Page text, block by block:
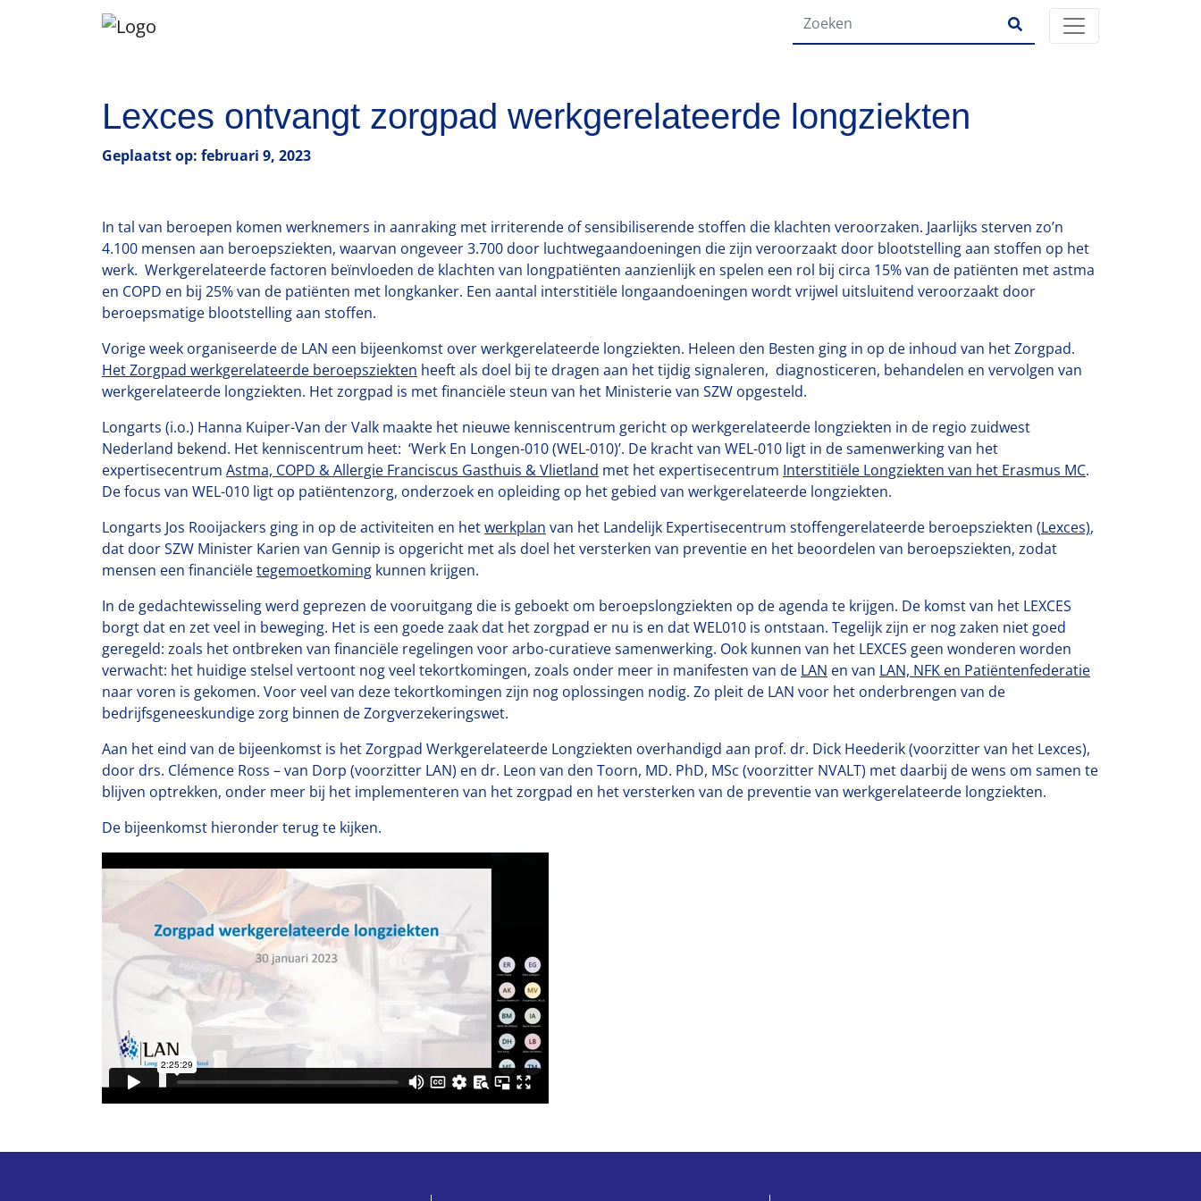
Lexces ontvangt zorgpad werkgerelateerde longziekten
Geplaatst op: februari 9, 2023
In tal van beroepen komen werknemers in aanraking met irriterende of sensibiliserende stoffen die klachten veroorzaken. Jaarlijks sterven zo’n
4.100 mensen aan beroepsziekten, waarvan ongeveer 3.700 door luchtwegaandoeningen die zijn veroorzaakt door blootstelling aan stoffen op het
werk. Werkgerelateerde factoren beïnvloeden de klachten van longpatiënten aanzienlijk en spelen een rol bij circa 15% van de patiënten met astma
en COPD en bij 25% van de patiënten met longkanker. Een aantal interstitiële longaandoeningen wordt vrijwel uitsluitend veroorzaakt door
beroepsmatige blootstelling aan stoffen.
Vorige week organiseerde de LAN een bijeenkomst over werkgerelateerde longziekten. Heleen den Besten ging in op de inhoud van het Zorgpad.
Het Zorgpad werkgerelateerde beroepsziekten heeft als doel bij te dragen aan het tijdig signaleren, diagnosticeren, behandelen en vervolgen van
werkgerelateerde longziekten. Het zorgpad is met financiële steun van het Ministerie van SZW opgesteld.
Longarts (i.o.) Hanna Kuiper-Van der Valk maakte het nieuwe kenniscentrum gericht op werkgerelateerde longziekten in de regio zuidwest
Nederland bekend. Het kenniscentrum heet: ‘Werk En Longen-010 (WEL-010)’. De kracht van WEL-010 ligt in de samenwerking van het
expertisecentrum Astma, COPD & Allergie Franciscus Gasthuis & Vlietland met het expertisecentrum Interstitiële Longziekten van het Erasmus MC.
De focus van WEL-010 ligt op patiëntenzorg, onderzoek en opleiding op het gebied van werkgerelateerde longziekten.
Longarts Jos Rooijackers ging in op de activiteiten en hetwerkplan van het Landelijk Expertisecentrum stoffengerelateerde beroepsziekten (Lexces),
dat door SZW Minister Karien van Gennip is opgericht met als doel het versterken van preventie en het beoordelen van beroepsziekten, zodat
mensen een financiëletegemoetkoming kunnen krijgen.
In de gedachtewisseling werd geprezen de vooruitgang die is geboekt om beroepslongziekten op de agenda te krijgen. De komst van het LEXCES
borgt dat en zet veel in beweging. Het is een goede zaak dat het zorgpad er nu is en dat WEL010 is ontstaan. Tegelijk zijn er nog zaken niet goed
geregeld: zoals het ontbreken van financiële regelingen voor arbo-curatieve samenwerking. Ook kunnen van het LEXCES geen wonderen worden
verwacht: het huidige stelsel vertoont nog veel tekortkomingen, zoals onder meer in manifesten van de LAN en van LAN, NFK en Patiëntenfederatie
naar voren is gekomen. Voor veel van deze tekortkomingen zijn nog oplossingen nodig. Zo pleit de LAN voor het onderbrengen van de
bedrijfsgeneeskundige zorg binnen de Zorgverzekeringswet.
Aan het eind van de bijeenkomst is het Zorgpad Werkgerelateerde Longziekten overhandigd aan prof. dr. Dick Heederik (voorzitter van het Lexces),
door drs. Clémence Ross – van Dorp (voorzitter LAN) en dr. Leon van den Toorn, MD. PhD, MSc (voorzitter NVALT) met daarbij de wens om samen te
blijven optrekken, onder meer bij het implementeren van het zorgpad en het versterken van de preventie van werkgerelateerde longziekten.
De bijeenkomst hieronder terug te kijken.